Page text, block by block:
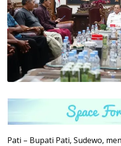
Pati – Bupati Pati, Sudewo,